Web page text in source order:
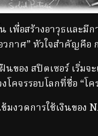
สร้างอาวุธและมีก
วกาศ” หัวใจสำคัญ
สปิตเซอร์ เริ่มจะ
จรรอบโลกที่ชื่อ “โ
วดการใช้เงินของ